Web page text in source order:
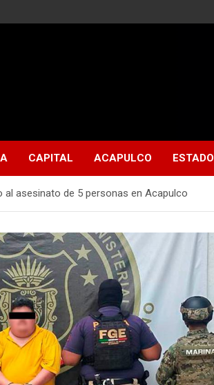
CAPITAL ACAPULCO ESTADO
al asesinato de 5 personas en Acapulco